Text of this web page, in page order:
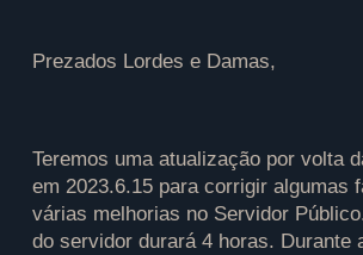
Prezados Lordes e Damas,
Teremos uma atualização por volta
em 2023.6.15 para corrigir algumas
várias melhorias no Servidor
do servidor durará 4 horas. Durante